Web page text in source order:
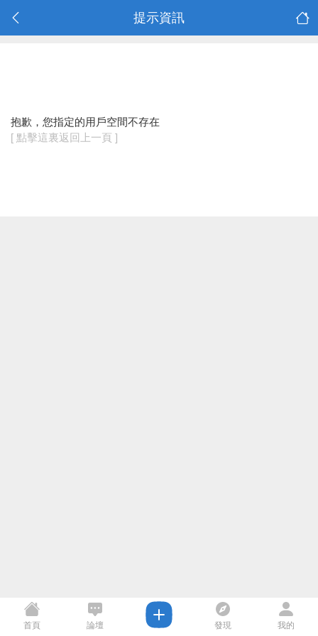
提示資訊
抱歉，您指定的用戶空間不存在
[ 點擊這裏返回上一頁 ]
首頁 論壇 發現 我的